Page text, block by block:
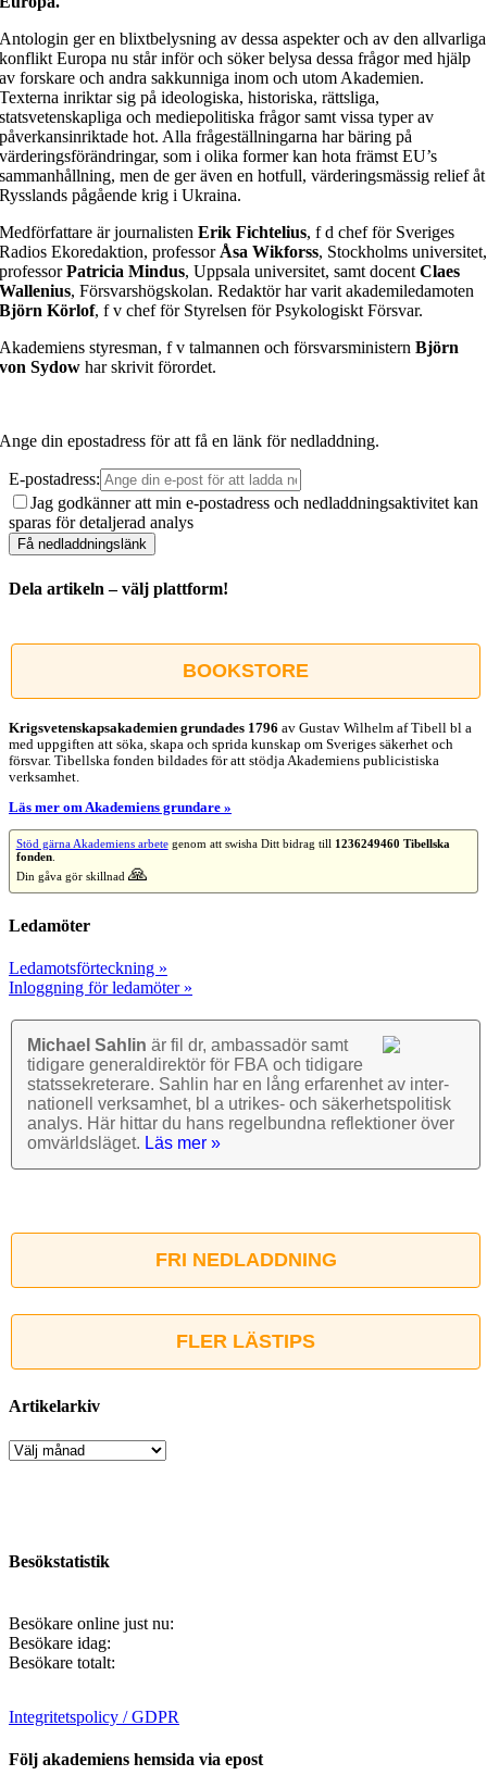
Antologin ger en blixtbelysning av dessa aspekter och av den allvarliga
konflikt Europa nu står inför och söker belysa dessa frågor med hjälp
av forskare och andra sakkunniga inom och utom Akademien.
Texterna inriktar sig på ideologiska, historiska, rättsliga,
statsvetenskapliga och mediepolitiska frågor samt vissa typer av
påverkansinriktade hot. Alla frågeställningarna har bäring på
värderingsförändringar, som i olika former kan hota främst EU’s
sammanhållning, men de ger även en hotfull, värderingsmässig relief åt
Rysslands pågående krig i Ukraina.
Medförfattare är journalistenErik Fichtelius, f d chef för Sveriges
Radios Ekoredaktion, professor Åsa Wikforss, Stockholms universitet,
professorPatricia Mindus, Uppsala universitet, samt docentClaes
Wallenius, Försvarshögskolan. Redaktör har varit akademiledamoten
Björn Körlof, f v chef för Styrelsen för Psykologiskt Försvar.
Akademiens styresman, f v talmannen och försvarsministernBjörn
von Sydow har skrivit förordet.
Ange din epostadress för att få en länk för nedladdning.
E-postadress:
Jag godkänner att min e-postadress och nedladdningsaktivitet kan
sparas för detaljerad analys
Dela artikeln – välj plattform!
post
BOOKSTORE
Krigsvetenskap­sakademien grundades 1796 av Gustav Wilhelm af Tibell bl a
med uppgiften att söka, skapa och sprida kunskap om Sveriges säkerhet och
försvar. Tibellska fonden bildades för att stödja Akademiens publicistiska
verksamhet.
Läs mer om Akademiens grundare »
Stöd gärna Akademiens arbetegenom att swisha Ditt bidrag till 1236249460 Tibellska
fonden.
Din gåva gör skillnad 🙏
Ledamöter
Ledamotsförteckning »
Inloggning för ledamöter »
Michael Sahlin är fil dr, ambassadör samt
tidigare general­direktör för FBA och tidigare
stats­sekre­terare. Sahlin har en lång erfarenhet av inter­
nationell verk­samhet, bl a utrikes- och säkerhets­politisk
analys. Här hittar du hans regel­bundna reflek­tioner över
omvärlds­läget. Läs mer »
FRI NEDLADDNING
FLER LÄSTIPS
Artikelarkiv
Artikelarkiv
Besökstatistik
Besökare online just nu:
Besökare idag:
Besökare totalt:
Integritetspolicy / GDPR
Följ akademiens hemsida via epost